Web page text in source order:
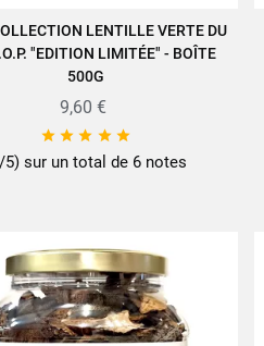
AU PANIERLENTILLE VERTE DU
"EDITION LIMITÉE" - BOÎTE
500G
9,60 €
    
5) sur un total de 6 notes